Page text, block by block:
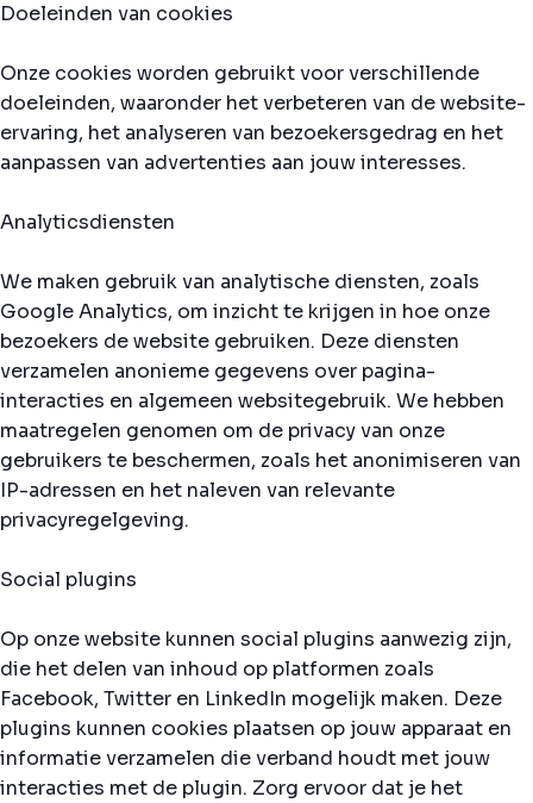
Doeleinden van cookies
Onze cookies worden gebruikt voor verschillende
doeleinden, waaronder het verbeteren van de website-
ervaring, het analyseren van bezoekersgedrag en het
aanpassen van advertenties aan jouw interesses.
Analyticsdiensten
We maken gebruik van analytische diensten, zoals
Google Analytics, om inzicht te krijgen in hoe onze
bezoekers de website gebruiken. Deze diensten
verzamelen anonieme gegevens over pagina-
interacties en algemeen websitegebruik. We hebben
maatregelen genomen om de privacy van onze
gebruikers te beschermen, zoals het anonimiseren van
IP-adressen en het naleven van relevante
privacyregelgeving.
Social plugins
Op onze website kunnen social plugins aanwezig zijn,
die het delen van inhoud op platformen zoals
Facebook, Twitter en LinkedIn mogelijk maken. Deze
plugins kunnen cookies plaatsen op jouw apparaat en
informatie verzamelen die verband houdt met jouw
interacties met de plugin. Zorg ervoor dat je het